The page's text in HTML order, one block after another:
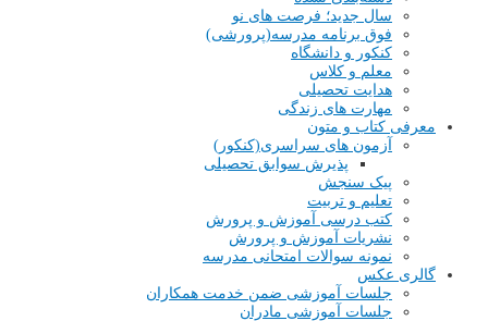
سال جدید؛ فرصت های نو
فوق برنامه مدرسه(پرورشی)
کنکور و دانشگاه
معلم و کلاس
هدایت تحصیلی
مهارت های زندگی
معرفی کتاب و متون
آزمون های سراسری(کنکور)
پذیرش سوابق تحصیلی
پیک سنجش
تعلیم و تربیت
کتب درسی آموزش و پرورش
نشریات آموزش و پرورش
نمونه سوالات امتحانی مدرسه
گالری عکس
جلسات آموزشی ضمن خدمت همکاران
جلسات آموزشی مادران